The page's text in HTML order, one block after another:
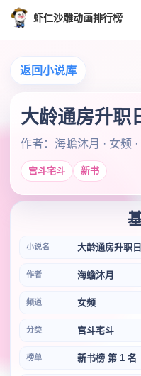
虾仁沙雕动画排行榜
返回小说库
大龄通房升职
作者：海蟾沐月 · 女频
宫斗宅斗 新书
小说名 大龄通房升职
作者 海蟾沐月
频道 女频
分类 宫斗宅斗
榜单 新书榜 第 1 名